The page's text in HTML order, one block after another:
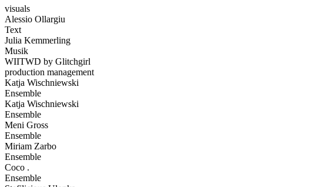
visuals
Alessio Ollargiu
Text
Julia Kemmerling
Musik
WIITWD by Glitchgirl
production management
Katja Wischniewski
Ensemble
Katja Wischniewski
Ensemble
Meni Gross
Ensemble
Miriam Zarbo
Ensemble
Coco .
Ensemble